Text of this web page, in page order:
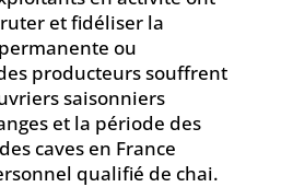
et fidéliser la
ou
producteurs souffrent
saisonniers
et la période des
caves en France
qualifié de chai.